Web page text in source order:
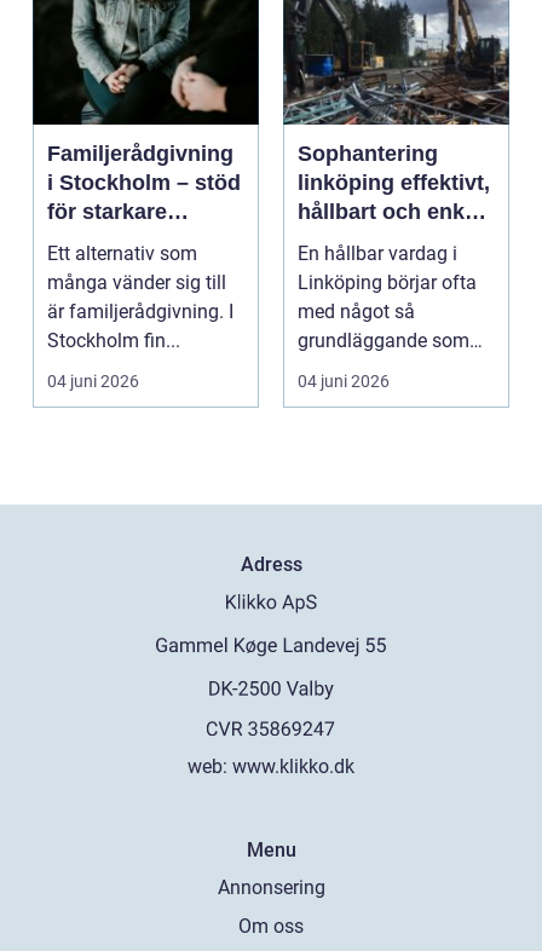
Familjerådgivning
i Stockholm – stöd
för starkare
relationer
Ett alternativ som
många vänder sig till
är familjerådgivning. I
Stockholm fin...
04 juni 2026
Sophantering
linköping effektivt,
hållbart och enkelt
i praktiken
En hållbar vardag i
Linköping börjar ofta
med något så
grundläggande som
hur sopor hanteras.
För mån...
04 juni 2026
Adress
web: www.klikko.dk
Menu
Annonsering
Om oss